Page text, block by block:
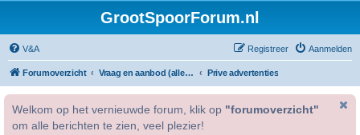
GrootSpoorForum.nl
V&A Aanmelden
Registreer
Forumoverzicht Vraag en aanbod (alleen voor geregistreerde gebruikers). Prive advertenties
Welkom op het vernieuwde forum, klik op "forumoverzicht"
om alle berichten te zien, veel plezier!